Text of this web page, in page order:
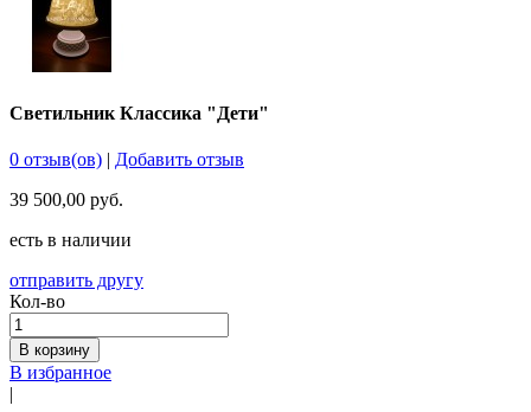
Светильник Классика "Дети"
0 отзыв(ов) | Добавить отзыв
39 500,00 руб.
есть в наличии
отправить другу
Кол-во
В корзину
В избранное
|